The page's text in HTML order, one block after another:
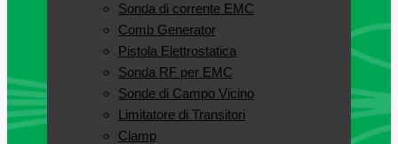
Sonda di corrente EMC
Comb Generator
Pistola Elettrostatica
Sonda RF per EMC
Sonde di Campo Vicino
Limitatore di Transitori
Clamp